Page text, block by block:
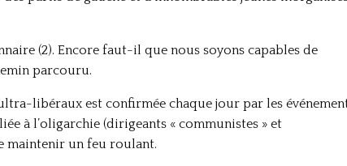
(2). Encore faut-il que nous soyons capables de
parcouru.
libéraux est confirmée chaque jour par les
à l’oligarchie (dirigeants « communistes » et
maintenir un feu roulant.